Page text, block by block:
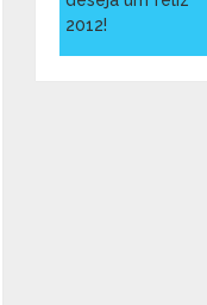
2012!